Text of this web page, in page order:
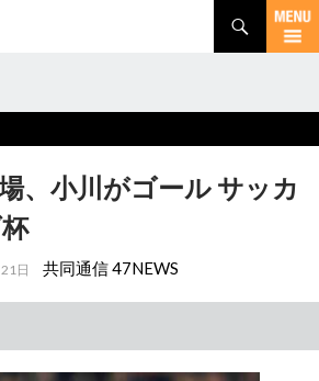
、小川がゴール サッカ
日 共同通信 47NEWS